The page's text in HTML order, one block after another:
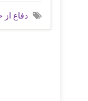
دفاع